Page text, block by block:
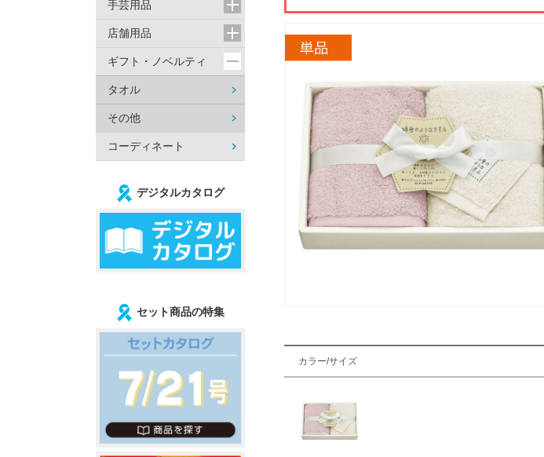
カラー/サイズ
手芸用品
店舗用品
ギフト・ノベルティ
タオル
その他
コーディネート
デジタルカタログ
セット商品の特集